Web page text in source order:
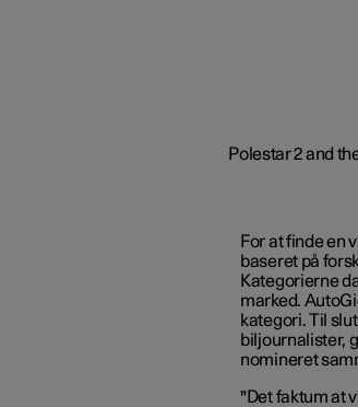
For at finde en
baseret på
Kategorierne
marked.
kategori. Til
biljournalister,
nomineret
"Det faktum at